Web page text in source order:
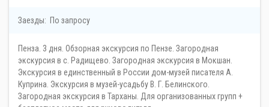
Заезды: По запросу
Пенза. 3 дня. Обзорная экскурсия по Пензе. Загородная
экскурсия в с. Радищево. Загородная экскурсия в Мокшан.
Экскурсия в единственный в России дом-музей писателя А.
Куприна. Экскурсия в музей-усадьбу В. Г. Белинского.
Загородная экскурсия в Тарханы. Для организованных групп +